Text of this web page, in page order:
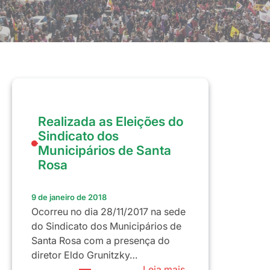
Realizada as Eleições do
Sindicato dos
Municipários de Santa
Rosa
9 de janeiro de 2018
Ocorreu no dia 28/11/2017 na sede
do Sindicato dos Municipários de
Santa Rosa com a presença do
diretor Eldo Grunitzky…